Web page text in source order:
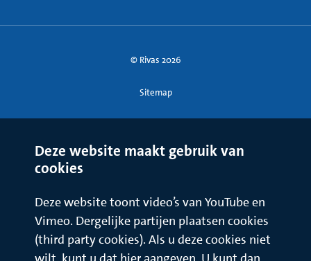
© Rivas 2026
Sitemap
Deze website maakt gebruik van
cookies
Deze website toont video’s van YouTube en
Vimeo. Dergelijke partijen plaatsen cookies
(third party cookies). Als u deze cookies niet